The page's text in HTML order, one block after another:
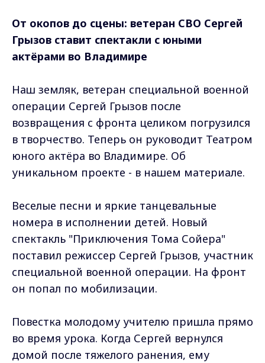
От окопов до сцены: ветеран СВО Сергей
Грызов ставит спектакли с юными
актёрами во Владимире
Наш земляк, ветеран специальной военной
операции Сергей Грызов после
возвращения с фронта целиком погрузился
в творчество. Теперь он руководит Театром
юного актёра во Владимире. Об
уникальном проекте - в нашем материале.
Веселые песни и яркие танцевальные
номера в исполнении детей. Новый
спектакль "Приключения Тома Сойера"
поставил режиссер Сергей Грызов, участник
специальной военной операции. На фронт
он попал по мобилизации.
Повестка молодому учителю пришла прямо
во время урока. Когда Сергей вернулся
домой после тяжелого ранения, ему